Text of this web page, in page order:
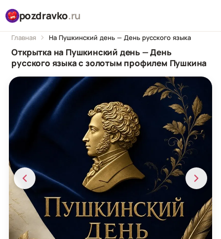
pozdravko.ru
Главная На Пушкинский день — День русского языка
Открытка на Пушкинский день — День
русского языка с золотым профилем Пушкина